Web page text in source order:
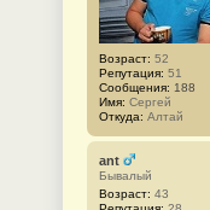
Возраст: 52
Репутация: 51
Сообщения: 188
Имя: Сергей
Откуда: Алтай
ant
Бывалый
Возраст: 43